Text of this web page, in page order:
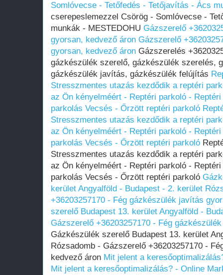
Somlóvecse - Tetőfedés - Tetőjavítás - Ács
cserepeslemezzel Csörög - Somlóvecse -
munkák - MESTEDOHU Gázszerelő
gyorsan, kedvező áron Gázszerelő
gyorsan, kedvező áron Gázszerelés
gázkészülék szerelő, gázkészülék szerelés,
gázkészülék javítás, gázkészülék felújítás
Stresszmentes utazás kezdődik a reptéri
az Ön kényelméért - Reptéri parkoló -
parkolás Vecsés - Őrzött reptéri parkoló
Stresszmentes utazás kezdődik a reptéri
az Ön kényelméért - Reptéri parkoló -
parkolás Vecsés - Őrzött reptéri parkoló
Stresszmentes utazás kezdődik a reptéri
az Ön kényelméért - Reptéri parkoló -
parkolás Vecsés - Őrzött reptéri parkoló
kerület Angyalföld - Budapest - 2. kerület
+36203257170 - Fég gázkészülék javítás
szerelő Budapest 13. kerület Angyalföld -
Gázszerelő +36203257170 - Fég
Gázkészülék szerelő Budapest 13. kerület
Rózsadomb - Gázszerelő +36203257170 -
kedvező áron Mit jelent a
Mit jelent a keresőoptimalizálás? - Online